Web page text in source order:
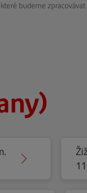
budeme zpracovávat
11